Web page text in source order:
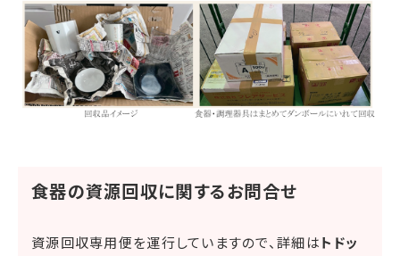
食器の資源回収に関するお問合せ
資源回収専用便を運行していますので、詳細はトドッ